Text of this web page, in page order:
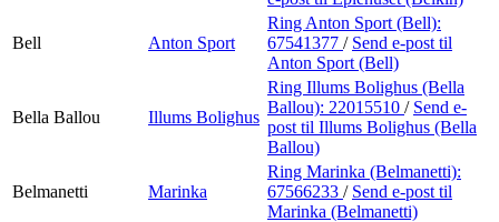
Bell Anton Sport
Ring Anton Sport (Bell):
67541377 / Send e-post til
Anton Sport (Bell)
Bella Ballou Illums Bolighus
Ring Illums Bolighus (Bella
Ballou): 22015510 / Send e-
post til Illums Bolighus (Bella
Ballou)
Belmanetti Marinka
Ring Marinka (Belmanetti):
67566233 / Send e-post til
Marinka (Belmanetti)